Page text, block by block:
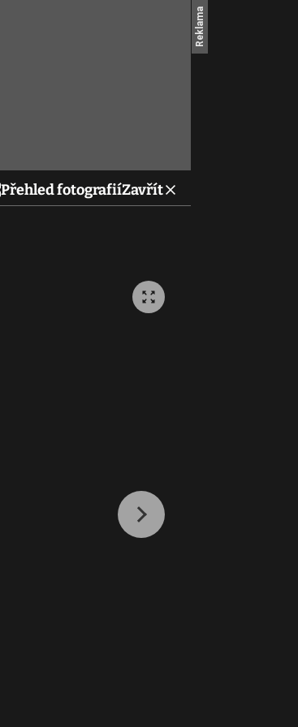
Přehled fotografiíZavřít